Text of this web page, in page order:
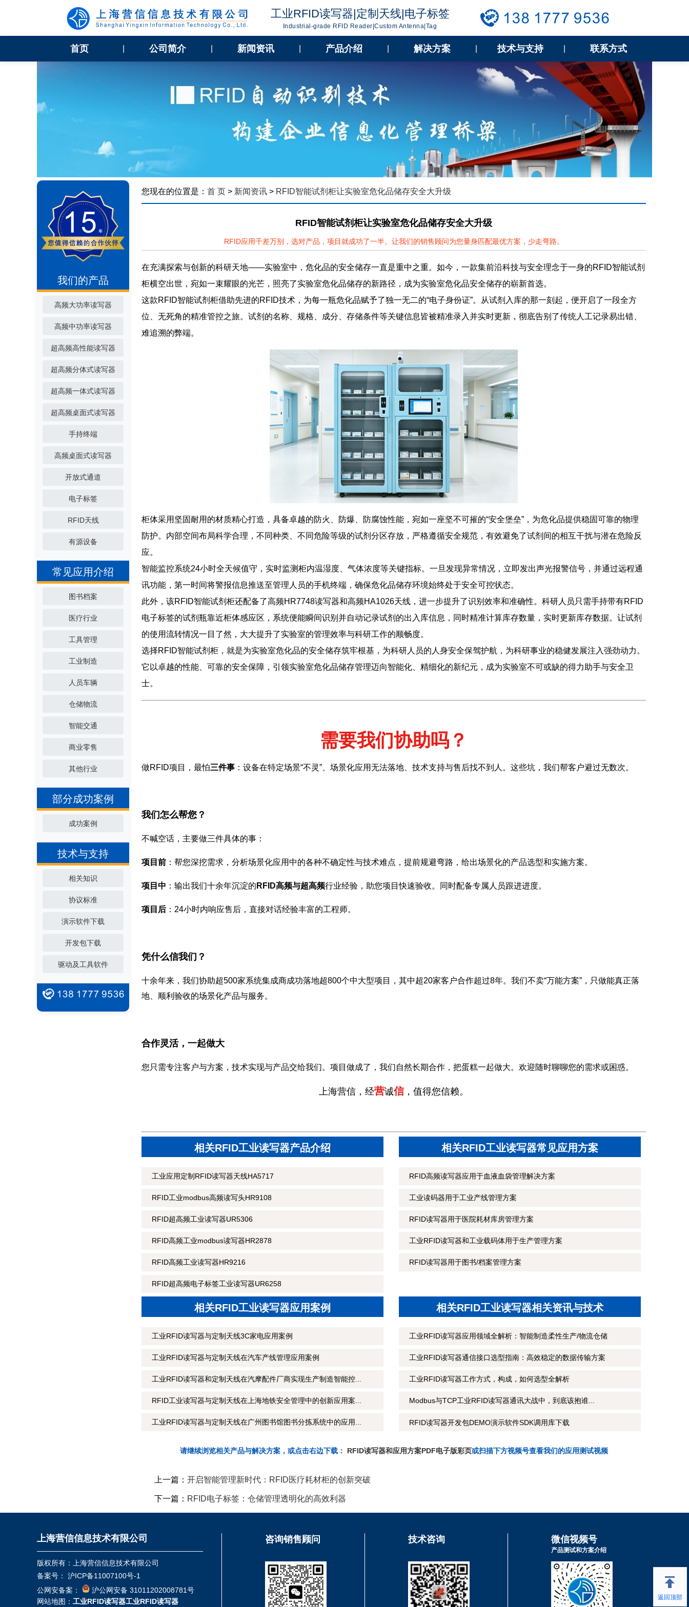
工业RFID读写器|定制天线|电子标签
Industrial-grade RFID Reader|Custom Antenna|Tag
首页 公司简介 新闻资讯 产品介绍 解决方案 技术与支持 联系方式
我们的产品
高频大功率读写器
高频中功率读写器
超高频高性能读写器
超高频分体式读写器
超高频一体式读写器
超高频桌面式读写器
手持终端
高频桌面式读写器
开放式通道
电子标签
RFID天线
有源设备
常见应用介绍
图书档案
医疗行业
工具管理
工业制造
人员车辆
仓储物流
智能交通
商业零售
其他行业
部分成功案例
成功案例
技术与支持
相关知识
协议标准
演示软件下载
开发包下载
驱动及工具软件
您现在的位置是： 首 页 > 新闻资讯 > RFID智能试剂柜让实验室危化品储存安全大升级
RFID智能试剂柜让实验室危化品储存安全大升级
RFID应用千差万别，选对产品，项目就成功了一半。让我们的销售顾问为您量身匹配最优方案，少走弯路。
在充满探索与创新的科研天地——实验室中，危化品的安全储存一直是重中之重。如今，一款集前沿科技与安全理念于一身的RFID智能试剂
柜横空出世，宛如一束耀眼的光芒，照亮了实验室危化品储存的新路径，成为实验室危化品安全储存的崭新首选。
这款RFID智能试剂柜借助先进的RFID技术，为每一瓶危化品赋予了独一无二的“电子身份证”。从试剂入库的那一刻起，便开启了一段全方
位、无死角的精准管控之旅。试剂的名称、规格、成分、存储条件等关键信息皆被精准录入并实时更新，彻底告别了传统人工记录易出错、
难追溯的弊端。
柜体采用坚固耐用的材质精心打造，具备卓越的防火、防爆、防腐蚀性能，宛如一座坚不可摧的“安全堡垒”，为危化品提供稳固可靠的物理
防护。内部空间布局科学合理，不同种类、不同危险等级的试剂分区存放，严格遵循安全规范，有效避免了试剂间的相互干扰与潜在危险反
应。
智能监控系统24小时全天候值守，实时监测柜内温湿度、气体浓度等关键指标。一旦发现异常情况，立即发出声光报警信号，并通过远程通
讯功能，第一时间将警报信息推送至管理人员的手机终端，确保危化品储存环境始终处于安全可控状态。
此外，该RFID智能试剂柜还配备了高频HR7748读写器和高频HA1026天线，进一步提升了识别效率和准确性。科研人员只需手持带有RFID
电子标签的试剂瓶靠近柜体感应区，系统便能瞬间识别并自动记录试剂的出入库信息，同时精准计算库存数量，实时更新库存数据。让试剂
的使用流转情况一目了然，大大提升了实验室的管理效率与科研工作的顺畅度。
选择RFID智能试剂柜，就是为实验室危化品的安全储存筑牢根基，为科研人员的人身安全保驾护航，为科研事业的稳健发展注入强劲动力。
它以卓越的性能、可靠的安全保障，引领实验室危化品储存管理迈向智能化、精细化的新纪元，成为实验室不可或缺的得力助手与安全卫
士。
需要我们协助吗？
做RFID项目，最怕三件事 ：设备在特定场景“不灵”、场景化应用无法落地、技术支持与售后找不到人。这些坑，我们帮客户避过无数次。
我们怎么帮您？
不喊空话，主要做三件具体的事：
项目前 ：帮您深挖需求，分析场景化应用中的各种不确定性与技术难点，提前规避弯路，给出场景化的产品选型和实施方案。
项目中 ：输出我们十余年沉淀的 RFID高频与超高频行业经验，助您项目快速验收。同时配备专属人员跟进进度。
项目后 ：24小时内响应售后，直接对话经验丰富的工程师。
凭什么信我们？
十余年来，我们协助超500家系统集成商成功落地超800个中大型项目，其中超20家客户合作超过8年。我们不卖“万能方案”，只做能真正落
地、顺利验收的场景化产品与服务。
合作灵活，一起做大
您只需专注客户与方案，技术实现与产品交给我们。项目做成了，我们自然长期合作，把蛋糕一起做大。欢迎随时聊聊您的需求或困惑。
上海营信，经营诚信，值得您信赖。
相关RFID工业读写器产品介绍
工业应用定制RFID读写器天线HA5717
RFID工业modbus高频读写头HR9108
RFID超高频工业读写器UR5306
RFID高频工业modbus读写器HR2878
RFID高频工业读写器HR9216
RFID超高频电子标签工业读写器UR6258
相关RFID工业读写器常见应用方案
RFID高频读写器应用于血液血袋管理解决方案
工业读码器用于工业产线管理方案
RFID读写器用于医院耗材库房管理方案
工业RFID读写器和工业载码体用于生产管理方案
RFID读写器用于图书/档案管理方案
相关RFID工业读写器应用案例
工业RFID读写器与定制天线3C家电应用案例
工业RFID读写器与定制天线在汽车产线管理应用案例
工业RFID读写器和定制天线在汽摩配件厂商实现生产制造智能控...
RFID工业读写器与定制天线在上海地铁安全管理中的创新应用案...
工业RFID读写器与定制天线在广州图书馆图书分拣系统中的应用...
相关RFID工业读写器相关资讯与技术
工业RFID读写器应用领域全解析：智能制造柔性生产/物流仓储
工业RFID读写器通信接口选型指南：高效稳定的数据传输方案
工业RFID读写器工作方式，构成，如何选型全解析
Modbus与TCP工业RFID读写器通讯大战中，到底该抱谁...
RFID读写器开发包DEMO演示软件SDK调用库下载
请继续浏览相关产品与解决方案，或点击右边下载： RFID读写器和应用方案PDF电子版彩页或扫描下方视频号查看我们的应用测试视频
上一篇： 开启智能管理新时代：RFID医疗耗材柜的创新突破
下一篇： RFID电子标签：仓储管理透明化的高效利器
上海营信信息技术有限公司
版权所有：上海营信信息技术有限公司
备案号：
沪ICP备11007100号-1
公网安备案：
沪公网安备 31011202008781号
网站地图： 工业RFID读写器工业RFID读写器
咨询销售顾问 技术咨询 微信视频号
产品测试和方案介绍
返回顶部